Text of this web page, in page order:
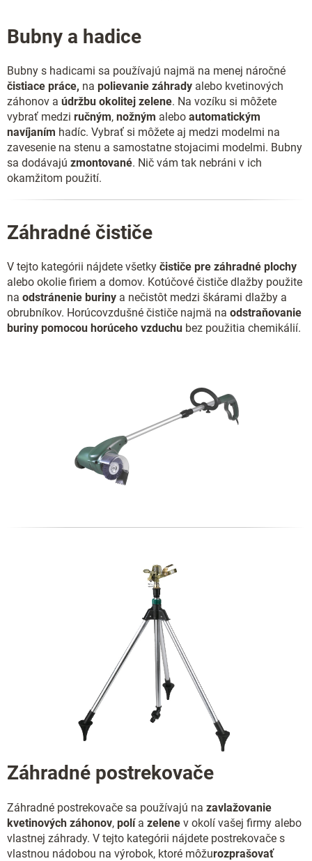
Bubny a hadice
Bubny s hadicami sa používajú najmä na menej náročné
čistiace práce, na polievanie záhrady alebo kvetinových
záhonov a údržbu okolitej zelene. Na vozíku si môžete
vybrať medzi ručným, nožným alebo automatickým
navíjaním hadíc. Vybrať si môžete aj medzi modelmi na
zavesenie na stenu a samostatne stojacimi modelmi. Bubny
sa dodávajú zmontované. Nič vám tak nebráni v ich
okamžitom použití.
Záhradné čističe
V tejto kategórii nájdete všetky čističe pre záhradné plochy
alebo okolie firiem a domov. Kotúčové čističe dlažby použite
na odstránenie buriny a nečistôt medzi škárami dlažby a
obrubníkov. Horúcovzdušné čističe najmä na odstraňovanie
buriny pomocou horúceho vzduchu bez použitia chemikálií.
Záhradné postrekovače
Záhradné postrekovače sa používajú na zavlažovanie
kvetinových záhonov, polía zelene v okolí vašej firmy alebo
vlastnej záhrady. V tejto kategórii nájdete postrekovače s
vlastnou nádobou na výrobok, ktoré môžurozprašovať